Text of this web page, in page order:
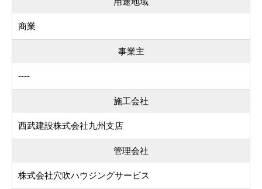
商業
事業主
----
施工会社
西武建設株式会社九州支店
管理会社
株式会社穴吹ハウジングサービス